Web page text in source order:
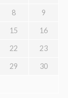
8 9
15 16
22 23
29 30